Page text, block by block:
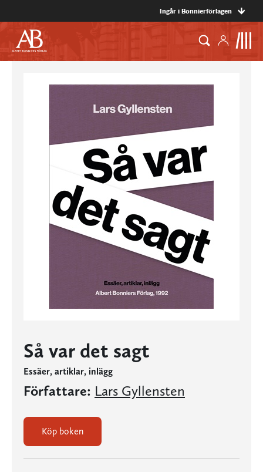
Ingår i Bonnierförlagen
Så var det sagt
Essäer, artiklar, inlägg
Författare: Lars Gyllensten
Köp boken